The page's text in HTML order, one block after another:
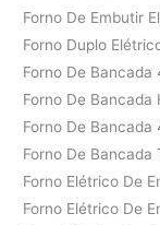
Forno De Embutir
Forno Duplo
Forno De
Forno De
Forno De
Forno De
Forno Elétrico De
Forno Elétrico De